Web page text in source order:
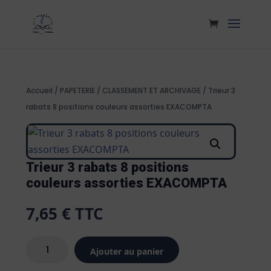
Accueil / PAPETERIE / CLASSEMENT ET ARCHIVAGE / Trieur 3
rabats 8 positions couleurs assorties EXACOMPTA
Trieur 3 rabats 8 positions
couleurs assorties EXACOMPTA
7,65 € TTC
quantité
Ajouter au panier